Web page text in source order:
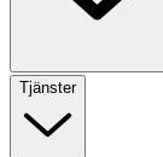
Tjänster